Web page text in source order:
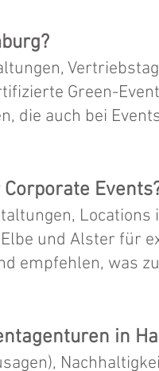
Green-
die auch bei
Locations
und Alster für
empfehlen, was
in